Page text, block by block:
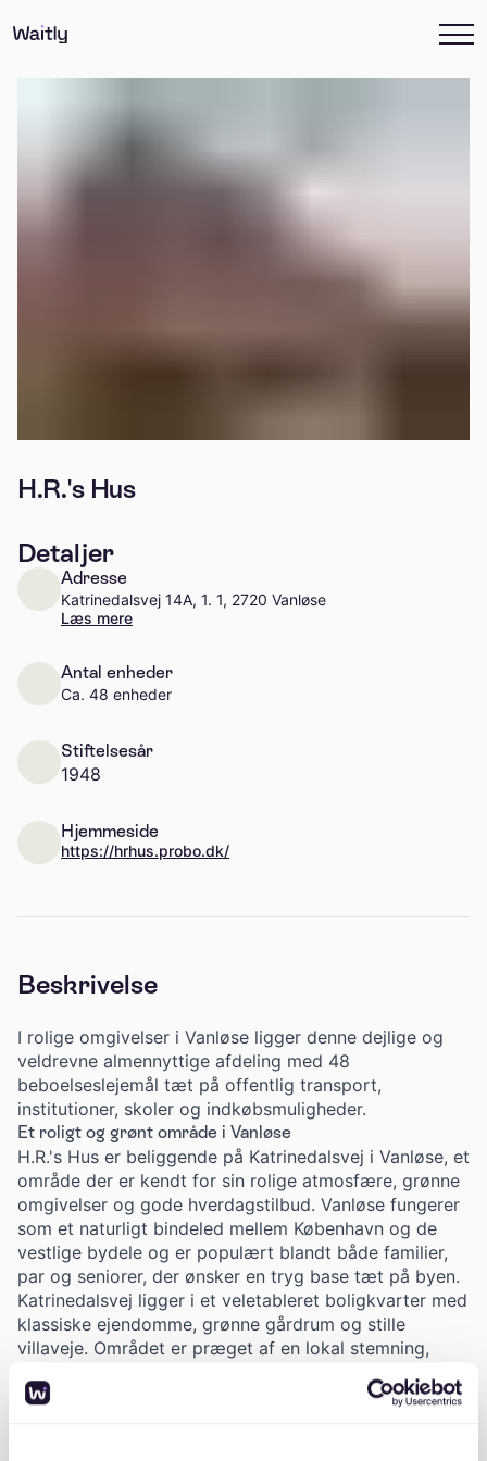
H.R.'s Hus
Detaljer
Adresse
Katrinedalsvej 14A, 1. 1, 2720 Vanløse
Læs mere
Antal enheder
Ca. 48 enheder
Stiftelsesår
1948
Hjemmeside
https://hrhus.probo.dk/
Beskrivelse
I rolige omgivelser i Vanløse ligger denne dejlige og
veldrevne almennyttige afdeling med 48
beboelseslejemål tæt på offentlig transport,
institutioner, skoler og indkøbsmuligheder.
Et roligt og grønt område i Vanløse
H.R.'s Hus er beliggende på Katrinedalsvej i Vanløse, et
område der er kendt for sin rolige atmosfære, grønne
omgivelser og gode hverdagstilbud. Vanløse fungerer
som et naturligt bindeled mellem København og de
vestlige bydele og er populært blandt både familier,
par og seniorer, der ønsker en tryg base tæt på byen.
Katrinedalsvej ligger i et veletableret boligkvarter med
klassiske ejendomme, grønne gårdrum og stille
villaveje. Området er præget af en lokal stemning,
mere afslappet end i de centrale brokvarterer.